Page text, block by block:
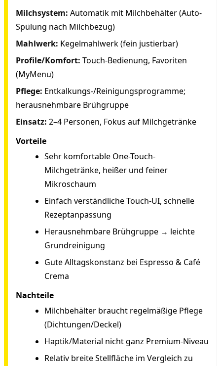
Milchsystem: Automatik mit Milchbehälter (Auto-
Spülung nach Milchbezug)
Mahlwerk: Kegelmahlwerk (fein justierbar)
Profile/Komfort: Touch-Bedienung, Favoriten
(MyMenu)
Pflege: Entkalkungs-/Reinigungsprogramme;
herausnehmbare Brühgruppe
Einsatz: 2–4 Personen, Fokus auf Milchgetränke
Vorteile
Sehr komfortable One-Touch-
Milchgetränke, heißer und feiner
Mikroschaum
Einfach verständliche Touch-UI, schnelle
Rezeptanpassung
Herausnehmbare Brühgruppe → leichte
Grundreinigung
Gute Alltagskonstanz bei Espresso & Café
Crema
Nachteile
Milchbehälter braucht regelmäßige Pflege
(Dichtungen/Deckel)
Haptik/Material nicht ganz Premium-Niveau
Relativ breite Stellfläche im Vergleich zu